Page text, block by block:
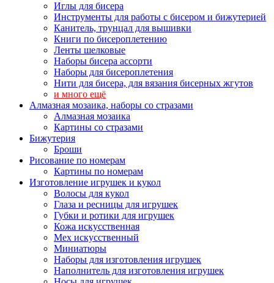
Иглы для бисера
Инструменты для работы с бисером и бижутерией
Канитель, трунцал для вышивки
Книги по бисероплетению
Ленты шелковые
Наборы бисера ассорти
Наборы для бисероплетения
Нити для бисера, для вязания бисерных жгутов
и много ещё
Алмазная мозаика, наборы со стразами
Алмазная мозаика
Картины co стразами
Бижутерия
Броши
Рисование по номерам
Картины по номерам
Изготовление игрушек и кукол
Волосы для кукол
Глаза и ресницы для игрушек
Губки и ротики для игрушек
Кожа искусственная
Мех искусственный
Миниатюры
Наборы для изготовления игрушек
Наполнитель для изготовления игрушек